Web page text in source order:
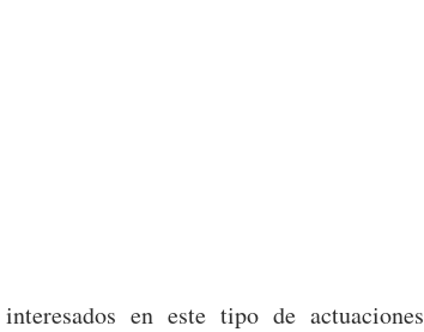
en este tipo de actuaciones